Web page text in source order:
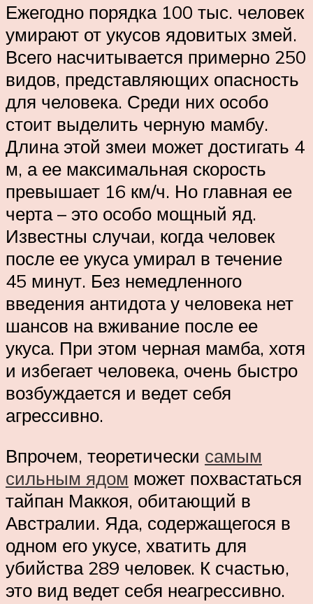
Ежегодно порядка 100 тыс. человек
умирают от укусов ядовитых змей.
Всего насчитывается примерно 250
видов, представляющих опасность
для человека. Среди них особо
стоит выделить черную мамбу.
Длина этой змеи может достигать 4
м, а ее максимальная скорость
превышает 16 км/ч. Но главная ее
черта – это особо мощный яд.
Известны случаи, когда человек
после ее укуса умирал в течение
45 минут. Без немедленного
введения антидота у человека нет
шансов на вживание после ее
укуса. При этом черная мамба, хотя
и избегает человека, очень быстро
возбуждается и ведет себя
агрессивно.
Впрочем, теоретически самым
сильным ядом может похвастаться
тайпан Маккоя, обитающий в
Австралии. Яда, содержащегося в
одном его укусе, хватить для
убийства 289 человек. К счастью,
это вид ведет себя неагрессивно.